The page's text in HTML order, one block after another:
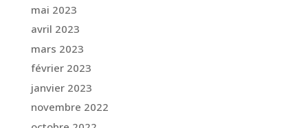
mai 2023
avril 2023
mars 2023
février 2023
janvier 2023
novembre 2022